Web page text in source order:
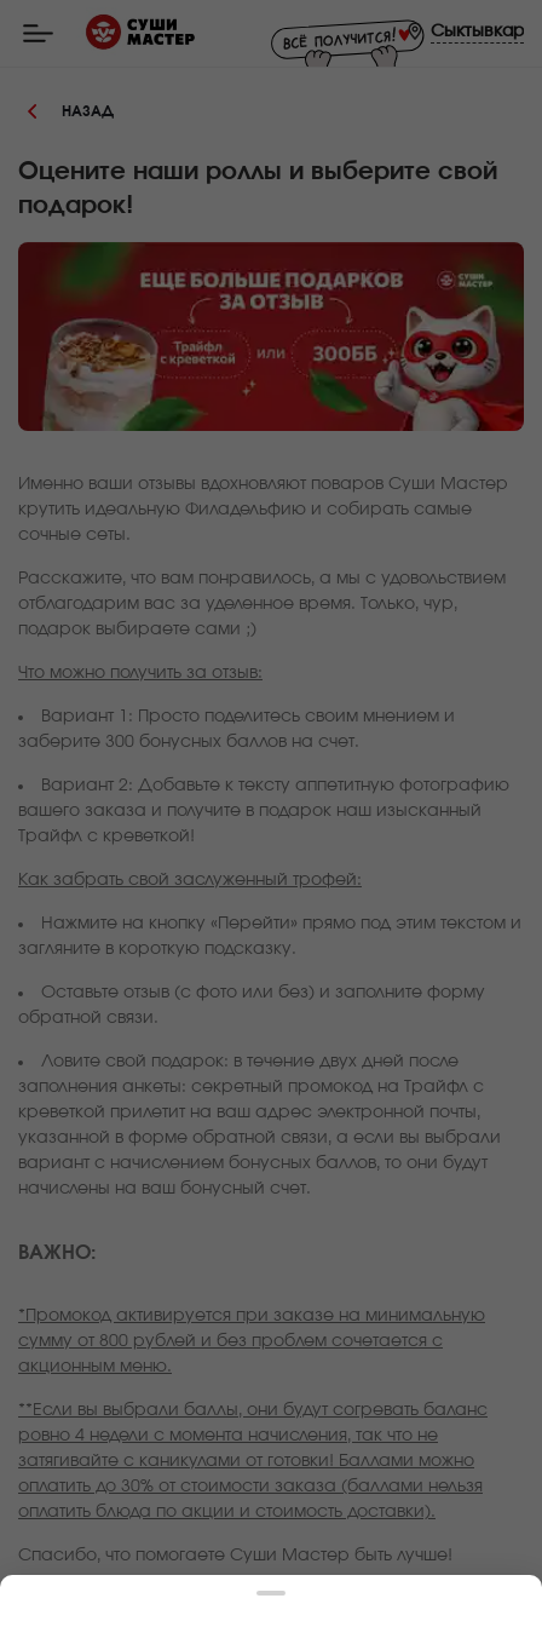
Мастер
заказ
роллов,
в
Сыктывкаре
Сыктывкар
НАЗАД
Оцените наши роллы и выберите свой
подарок!
Именно ваши отзывы вдохновляют поваров Суши Мастер
крутить идеальную Филадельфию и собирать самые
сочные сеты.
Расскажите, что вам понравилось, а мы с удовольствием
отблагодарим вас за уделенное время. Только, чур,
подарок выбираете сами ;)
Что можно получить за отзыв:
Вариант 1: Просто поделитесь своим мнением и
заберите 300 бонусных баллов на счет.
Вариант 2: Добавьте к тексту аппетитную фотографию
вашего заказа и получите в подарок наш изысканный
Трайфл с креветкой!
Как забрать свой заслуженный трофей:
Нажмите на кнопку «Перейти» прямо под этим текстом и
загляните в короткую подсказку.
Оставьте отзыв (с фото или без) и заполните форму
обратной связи.
Ловите свой подарок: в течение двух дней после
заполнения анкеты: секретный промокод на Трайфл с
креветкой прилетит на ваш адрес электронной почты,
указанной в форме обратной связи, а если вы выбрали
вариант с начислением бонусных баллов, то они будут
начислены на ваш бонусный счет.
ВАЖНО:
*Промокод активируется при заказе на минимальную
сумму от 800 рублей и без проблем сочетается с
акционным меню.
**Если вы выбрали баллы, они будут согревать баланс
ровно 4 недели с момента начисления, так что не
затягивайте с каникулами от готовки! Баллами можно
оплатить до 30% от стоимости заказа (баллами нельзя
оплатить блюда по акции и стоимость доставки).
Спасибо, что помогаете Суши Мастер быть лучше!